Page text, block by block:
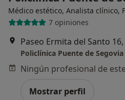
Médico estético, Analista clínico,
7 opiniones
Paseo Ermita del Santo
Policlínica Puente de Segovia
Mostrar perfil